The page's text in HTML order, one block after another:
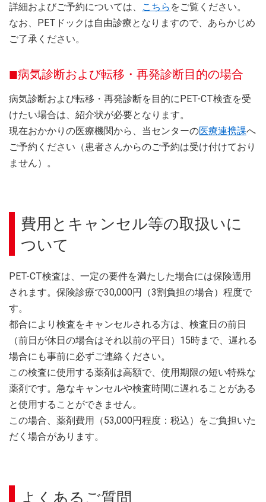
詳細およびご予約については、
こちら をご覧ください。
なお、PETドックは自由診療となりますので、あらかじめ
ご了承ください。
病気診断および転移・再発診断目的の場合
病気診断および転移・再発診断を目的にPET-CT検査を受
けたい場合は、紹介状が必要となります。
現在おかかりの医療機関から、当センターの医療連携課へ
ご予約ください（患者さんからのご予約は受け付けており
ません）。
費用とキャンセル等の取扱いに
ついて
PET-CT検査は、一定の要件を満たした場合には保険適用
されます。保険診療で30,000円（3割負担の場合）程度で
す。
都合により検査をキャンセルされる方は、検査日の前日
（前日が休日の場合はそれ以前の平日）15時まで、遅れる
場合にも事前に必ずご連絡ください。
この検査に使用する薬剤は高額で、使用期限の短い特殊な
薬剤です。急なキャンセルや検査時間に遅れることがある
と使用することができません。
この場合、薬剤費用（53,000円程度：税込）をご負担いた
だく場合があります。
よくあるご質問